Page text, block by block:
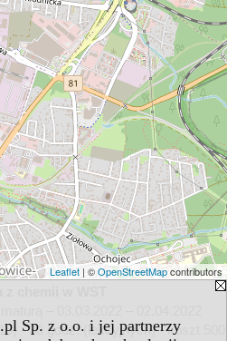
Sp. z o.o. i jej partnerzy
Leaflet | ©OpenStreetMapcontributors
- 30 godz. (lekcyjnych) - koszt 500